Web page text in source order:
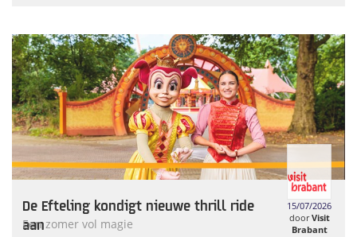
De Efteling kondigt nieuwe thrill ride
aan
Een zomer vol magie
15/07/2026
doorVisit
Brabant